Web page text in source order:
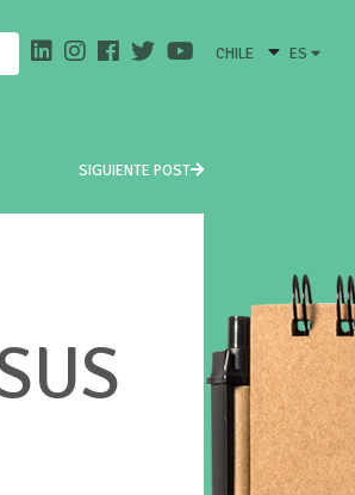
CHILE ES
SIGUIENTE POST